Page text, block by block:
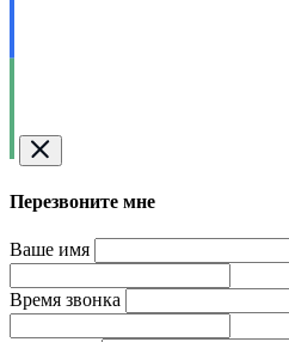
Перезвоните мне
Ваше имя
Время звонка